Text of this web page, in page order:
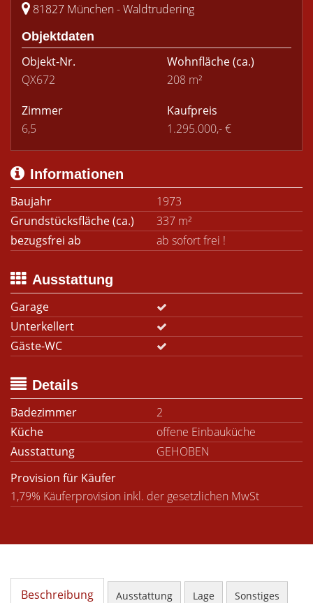
81827 München - Waldtrudering
Objektdaten
Objekt-Nr.
QX672
Wohnfläche(ca.)
208 m²
Zimmer
6,5
Kaufpreis
1.295.000,- €
Informationen
Baujahr
1973
Grundstücksfläche (ca.)
337 m²
bezugsfrei ab
ab sofort frei !
Ausstattung
Garage
Unterkellert
Gäste-WC
Details
Badezimmer
2
Küche
offene Einbauküche
Ausstattung
GEHOBEN
Provision für Käufer
1,79% Käuferprovision inkl. der gesetzlichen MwSt
Beschreibung Ausstattung Lage Sonstiges